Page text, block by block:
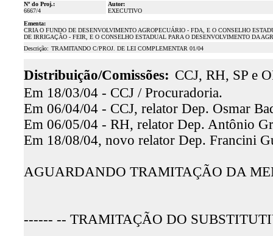
Nº do Proj.:
6667/4
Autor:
EXECUTIVO
Ementa:
CRIA O FUNDO DE DESENVOLVIMENTO AGROPECUÁRIO - FDA, E O CONSELHO
DE IRRIGAÇÃO - FEIR, E O CONSELHO ESTADUAL PARA O DESENVOLVIMENTO DA
Descrição: TRAMITANDO C/PROJ. DE LEI COMPLEMENTAR 01/04
Distribuição/Comissões: CCJ, RH, SP e
Em 18/03/04 - CCJ / Procuradoria.
Em 06/04/04 - CCJ, relator Dep. Osmar
Em 06/05/04 - RH, relator Dep. Antônio
Em 18/08/04, novo relator Dep. Francini
AGUARDANDO TRAMITAÇÃO DA
------ -- TRAMITAÇÃO DO